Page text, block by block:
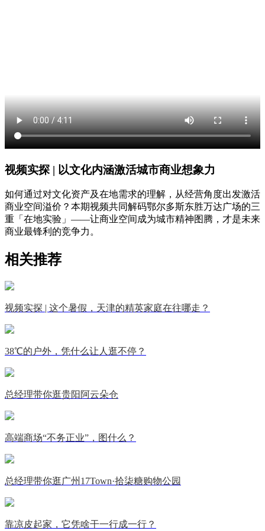
视频实探 | 以文化内涵激活城市商业想象力
如何通过对文化资产及在地需求的理解，从经营角度出发激活
商业空间溢价？本期视频共同解码鄂尔多斯东胜万达广场的三
重「在地实验」——让商业空间成为城市精神图腾，才是未来
商业最锋利的竞争力。
相关推荐
视频实探 | 这个暑假，天津的精英家庭在往哪走？
38℃的户外，凭什么让人逛不停？
总经理带你逛贵阳阿云朵仓
高端商场“不务正业”，图什么？
总经理带你逛广州17Town·拾柒糖购物公园
靠凉皮起家，它凭啥干一行成一行？